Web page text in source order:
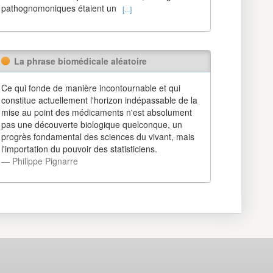
pathognomoniques étaient un
[...]
La phrase biomédicale aléatoire
Ce qui fonde de manière incontournable et qui
constitue actuellement l'horizon indépassable de la
mise au point des médicaments n'est absolument
pas une découverte biologique quelconque, un
progrès fondamental des sciences du vivant, mais
l'importation du pouvoir des statisticiens.
― Philippe Pignarre